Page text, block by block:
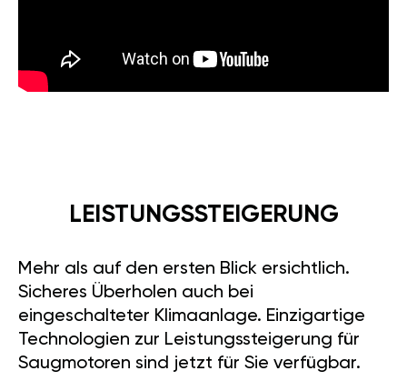
LEISTUNGSSTEIGERUNG
Mehr als auf den ersten Blick ersichtlich.
Sicheres Überholen auch bei
eingeschalteter Klimaanlage. Einzigartige
Technologien zur Leistungssteigerung für
Saugmotoren sind jetzt für Sie verfügbar.